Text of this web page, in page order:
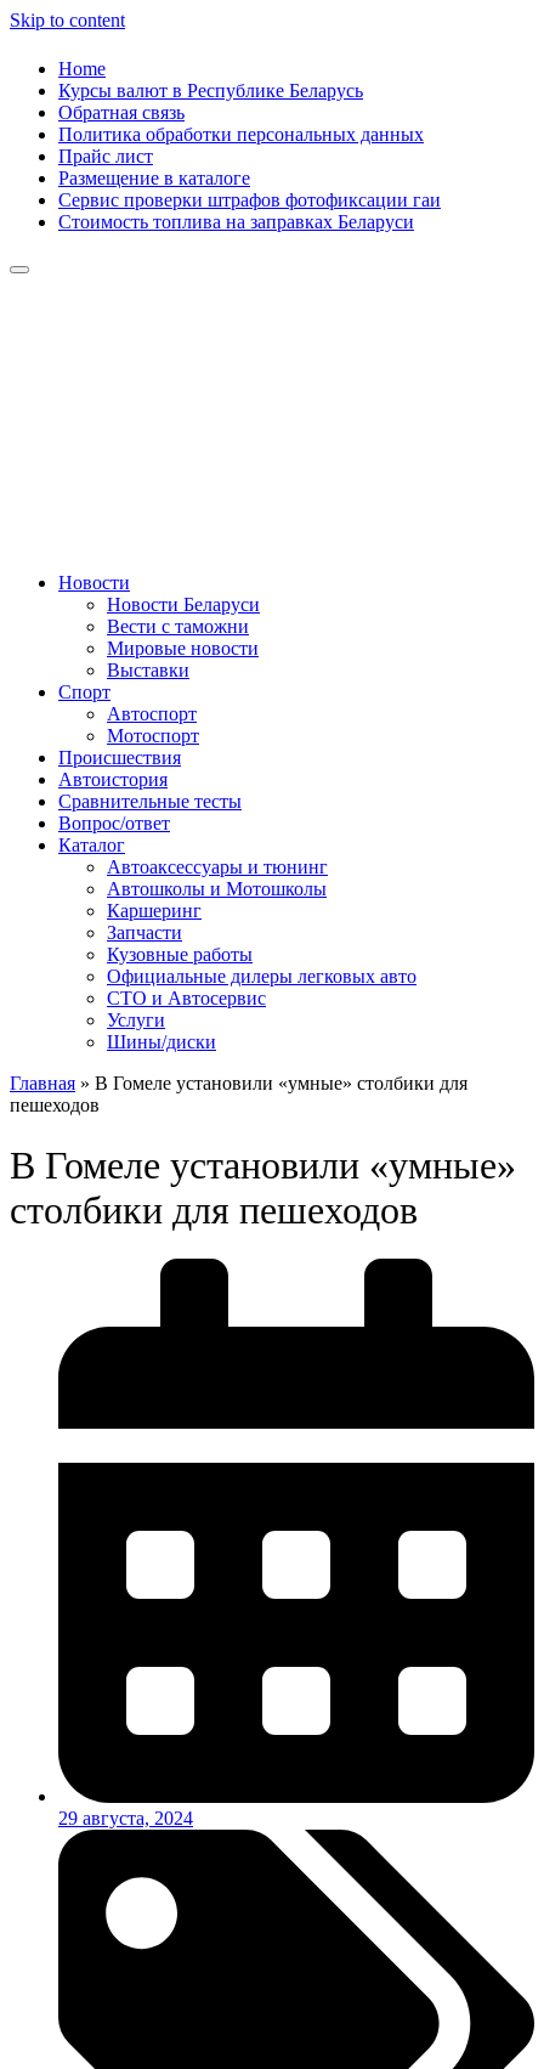
Skip to content
Home
Курсы валют в Республике Беларусь
Обратная связь
Политика обработки персональных данных
Прайс лист
Размещение в каталоге
Сервис проверки штрафов фотофиксации гаи
Стоимость топлива на заправках Беларуси
Сайт про автомобили
Новости
Новости Беларуси
Вести с таможни
Мировые новости
Выставки
Спорт
Автоспорт
Мотоспорт
Происшествия
Автоистория
Сравнительные тесты
Вопрос/ответ
Каталог
Автоакcессуары и тюнинг
Автошколы и Мотошколы
Каршеринг
Запчасти
Кузовные работы
Официальные дилеры легковых авто
СТО и Автосервис
Услуги
Шины/диски
Главная » В Гомеле установили «умные» столбики для
пешеходов
В Гомеле установили «умные»
столбики для пешеходов
29 августа, 2024